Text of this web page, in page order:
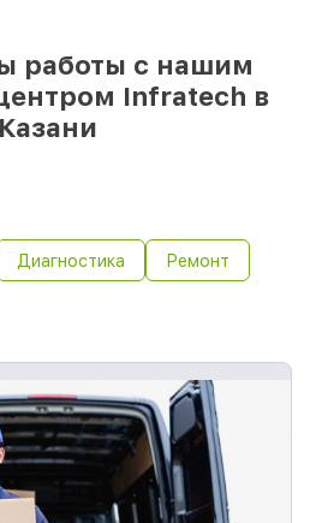
работы с нашим
Infratech в
Казани
Диагностика Ремонт